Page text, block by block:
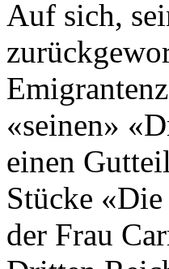
Auf sich,
«seinen»
einen
Stücke
der Frau